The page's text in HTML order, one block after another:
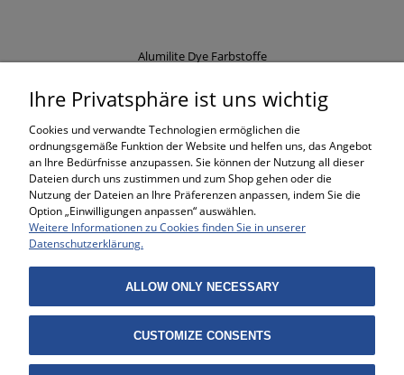
Alumilite Dye Farbstoffe
9,79 €
HILFE
MEIN KONTO
Ihre Privatsphäre ist uns wichtig
Cookies und verwandte Technologien ermöglichen die
ordnungsgemäße Funktion der Website und helfen uns, das Angebot
an Ihre Bedürfnisse anzupassen. Sie können der Nutzung all dieser
Dateien durch uns zustimmen und zum Shop gehen oder die
Nutzung der Dateien an Ihre Präferenzen anpassen, indem Sie die
Option „Einwilligungen anpassen“ auswählen.
Weitere Informationen zu Cookies finden Sie in unserer
Datenschutzerklärung.
ALLOW ONLY NECESSARY
CUSTOMIZE CONSENTS